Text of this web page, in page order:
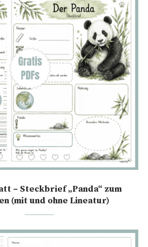
– Steckbrief „Panda“ zum
(mit und ohne Lineatur)